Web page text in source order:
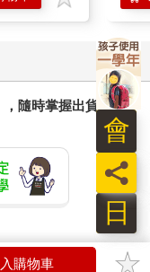
隨時掌握出貨動
電話要求您前往
購物車
日
員